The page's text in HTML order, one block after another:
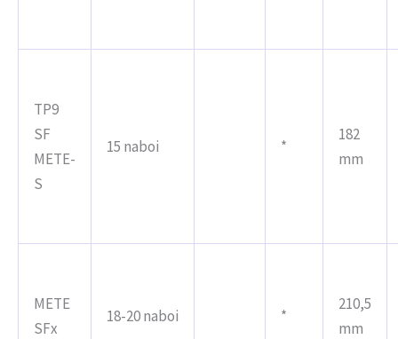
TP9
SF
METE-
S
15 naboi *
182
mm
METE
SFx
18-20 naboi *
210,5
mm